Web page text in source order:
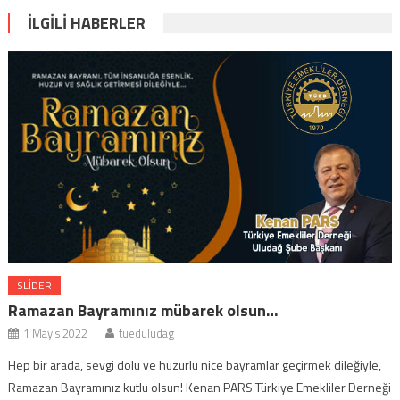
İLGILI HABERLER
SLIDER
Ramazan Bayramınız mübarek olsun…
1 Mayıs 2022 tueduludag
Hep bir arada, sevgi dolu ve huzurlu nice bayramlar geçirmek dileğiyle,
Ramazan Bayramınız kutlu olsun! Kenan PARS Türkiye Emekliler Derneği